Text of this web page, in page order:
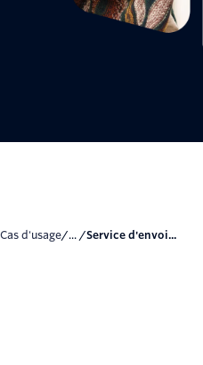
Cas d'usage/... / Service d'envoi...